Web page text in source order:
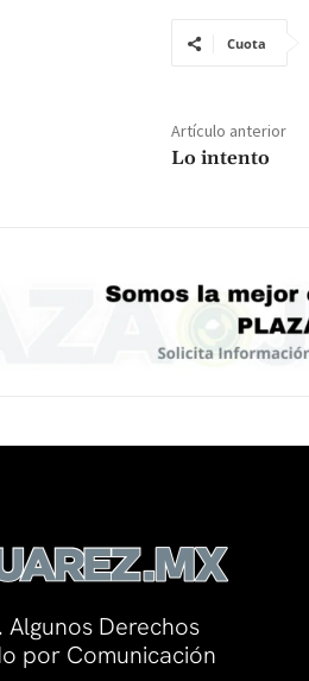
Cuota
Artículo anterior
Lo intento
Derechos
por Comunicación